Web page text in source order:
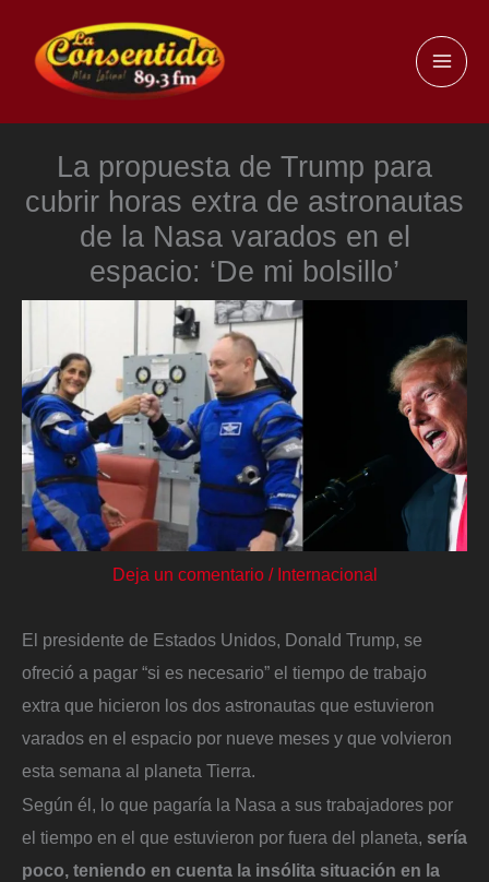
contenido
La propuesta de Trump para
cubrir horas extra de astronautas
de la Nasa varados en el
espacio: ‘De mi bolsillo’
Deja un comentario / Internacional
El presidente de Estados Unidos, Donald Trump, se
ofreció a pagar “si es necesario” el tiempo de trabajo
extra que hicieron los dos astronautas que estuvieron
varados en el espacio por nueve meses y que volvieron
esta semana al planeta Tierra.
Según él, lo que pagaría la Nasa a sus trabajadores por
el tiempo en el que estuvieron por fuera del planeta, sería
poco, teniendo en cuenta la insólita situación en la